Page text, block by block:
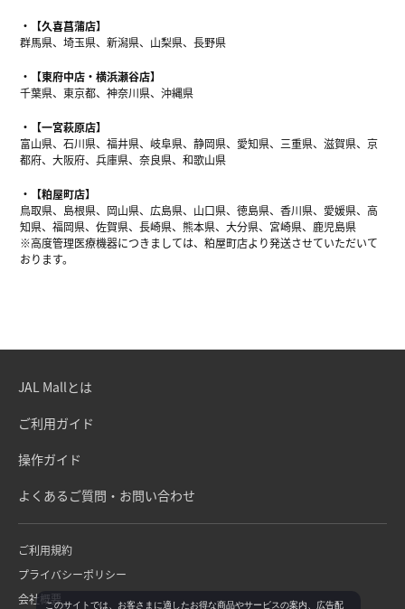
【久喜菖蒲店】
群馬県、埼玉県、新潟県、山梨県、長野県
【東府中店・横浜瀬谷店】
千葉県、東京都、神奈川県、沖縄県
【一宮萩原店】
富山県、石川県、福井県、岐阜県、静岡県、愛知県、三重県、滋賀県、京
都府、大阪府、兵庫県、奈良県、和歌山県
【粕屋町店】
鳥取県、島根県、岡山県、広島県、山口県、徳島県、香川県、愛媛県、高
知県、福岡県、佐賀県、長崎県、熊本県、大分県、宮崎県、鹿児島県
※高度管理医療機器につきましては、粕屋町店より発送させていただいて
おります。
JAL Mallとは
ご利用ガイド
操作ガイド
よくあるご質問・お問い合わせ
ご利用規約
プライバシーポリシー
会社概要このサイトでは、お客さまに適したお得な商品やサービスの案内、広告配